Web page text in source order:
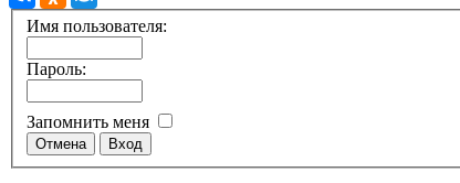
Имя пользователя:
Пароль:
Запомнить меня